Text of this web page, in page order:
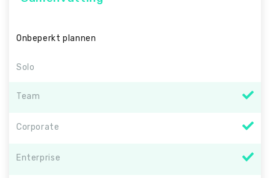
Onbeperkt plannen
Solo
Team
Corporate
Enterprise